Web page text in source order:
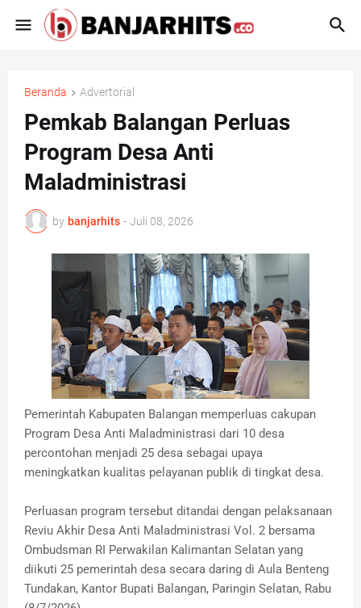
Beranda Advertorial
Pemkab Balangan Perluas
Program Desa Anti
Maladministrasi
by banjarhits - Juli 08, 2026
Pemerintah Kabupaten Balangan memperluas cakupan
Program Desa Anti Maladministrasi dari 10 desa
percontohan menjadi 25 desa sebagai upaya
meningkatkan kualitas pelayanan publik di tingkat desa.
Perluasan program tersebut ditandai dengan pelaksanaan
Reviu Akhir Desa Anti Maladministrasi Vol. 2 bersama
Ombudsman RI Perwakilan Kalimantan Selatan yang
diikuti 25 pemerintah desa secara daring di Aula Benteng
Tundakan, Kantor Bupati Balangan, Paringin Selatan, Rabu